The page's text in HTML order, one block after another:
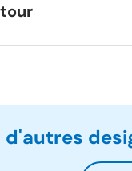
d'autres